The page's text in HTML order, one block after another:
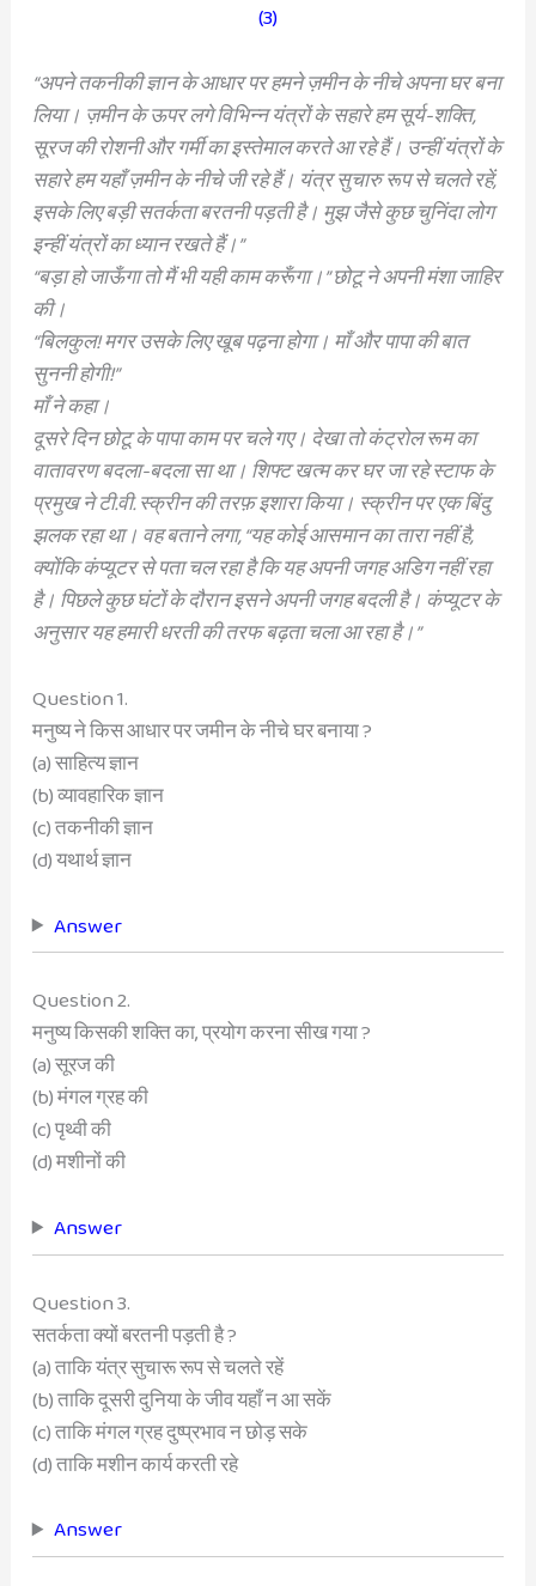
(3)
“अपने तकनीकी ज्ञान के आधार पर हमने ज़मीन केनीचे अपना घर बना
लिया। ज़मीन के ऊपर लगेविभिन्न यंत्रों के सहारे हम सूर्य-शक्ति,
सूरज की रोशनीऔर गर्मी का इस्तेमाल करते आ रहे हैं। उन्हीं यंत्रों के
सहारे हम यहाँ ज़मीन के नीचे जी रहे हैं। यंत्र सुचारुरूप से चलते रहें,
इसके लिए बड़ी सतर्कता बरतनीपड़ती है। मुझ जैसे कुछ चुनिंदा लोग
इन्हीं यंत्रों काध्यान रखते हैं।”
“बड़ा हो जाऊँगा तो मैं भी यही काम करूँगा।” छोटूने अपनी मंशा जाहिर
की।
“बिलकुल! मगर उसके लिए खूब पढ़ना होगा। माँ औरपापा की बात
सुननी होगी!”
माँ ने कहा।
दूसरे दिन छोटू के पापा काम पर चले गए। देखा तोकंट्रोल रूम का
वातावरण बदला-बदला सा था। शिफ्टखत्म कर घर जा रहे स्टाफ के
प्रमुख ने टी.वी. स्क्रीनकी तरफ़ इशारा किया। स्क्रीन पर एक बिंदु
झलक रहाथा। वह बताने लगा, “यह कोई आसमान का तारा नहींहै,
क्योंकि कंप्यूटर से पता चल रहा है कि यह अपनीजगह अडिग नहीं रहा
है। पिछले कुछ घंटों के दौरानइसने अपनी जगह बदली है। कंप्यूटर के
अनुसार यहहमारी धरती की तरफ बढ़ता चला आ रहा है।”
Question 1.
मनुष्य ने किस आधार पर जमीन के नीचे घर बनाया ?
(a) साहित्य ज्ञान
(b) व्यावहारिक ज्ञान
(c) तकनीकी ज्ञान
(d) यथार्थ ज्ञान
Answer
Question 2.
मनुष्य किसकी शक्ति का, प्रयोग करना सीख गया ?
(a) सूरज की
(b) मंगल ग्रह की
(c) पृथ्वी की
(d) मशीनों की
Answer
Question 3.
सतर्कता क्यों बरतनी पड़ती है ?
(a) ताकि यंत्र सुचारू रूप से चलते रहें
(b) ताकि दूसरी दुनिया के जीव यहाँ न आ सकें
(c) ताकि मंगल ग्रह दुष्प्रभाव न छोड़ सके
(d) ताकि मशीन कार्य करती रहे
Answer